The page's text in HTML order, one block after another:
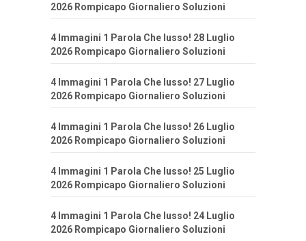
2026 Rompicapo Giornaliero Soluzioni
4 Immagini 1 Parola Che lusso! 28 Luglio
2026 Rompicapo Giornaliero Soluzioni
4 Immagini 1 Parola Che lusso! 27 Luglio
2026 Rompicapo Giornaliero Soluzioni
4 Immagini 1 Parola Che lusso! 26 Luglio
2026 Rompicapo Giornaliero Soluzioni
4 Immagini 1 Parola Che lusso! 25 Luglio
2026 Rompicapo Giornaliero Soluzioni
4 Immagini 1 Parola Che lusso! 24 Luglio
2026 Rompicapo Giornaliero Soluzioni